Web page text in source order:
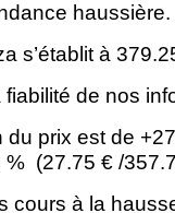
haussière.
s’établit à
de nos
du prix est de
% (27.75 € /
cours à la